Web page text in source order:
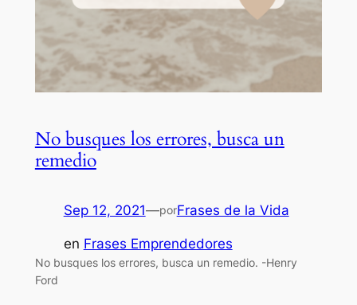
No busques los errores, busca un
remedio
Sep 12, 2021—porFrases de la Vida
en Frases Emprendedores
No busques los errores, busca un remedio. -Henry
Ford